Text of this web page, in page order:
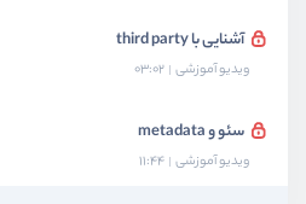
آشنایی با third party
ویدیو آموزشی 03:02
سئو و metadata
ویدیو آموزشی 11:44